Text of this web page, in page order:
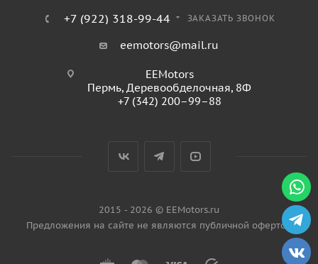
+7 (922) 318-99-44 ЗАКАЗАТЬ ЗВОНОК
eemotors@mail.ru
EEMotors
Пермь, Деревообделочная, 8Ф
+7 (342) 200–99–88
2015 - 2026 © EEMotors.ru
Предложения на сайте не являются публичной офертой